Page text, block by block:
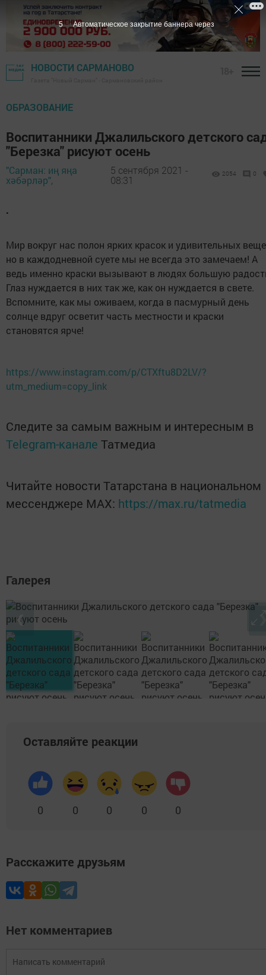
НОВОСТИ САРМАНОВО
ОБРАЗОВАНИЕ
Воспитанники Джалильского детского
"Березка" рисуют осень
"Сарман: иң яңа
хәбәрләр",
5 сентября 2021 -
08:31
2054 0
.
Мир вокруг нас полон ярких красок и удивительных
но в каждодневной суете мы не всегда это замечаем! А
ведь именно краски вызывают в людях большую
Глаз нуждается в них так же, как он нуждается в свете.
Вспомните, как мы оживаем, когда в пасмурный день
солнце вдруг осветит часть местности и краски
становятся ярче!
https://www.instagram.com/p/CTXftu8D2LV/?
utm_medium=copy_link
Следите за самым важным и интересным в
Telegram-канале Татмедиа
Читайте новости Татарстана в национальном
мессенджере MАХ: https://max.ru/tatmedia
Галерея
❮
Оставляйте реакции
0 0 0 0 0
Расскажите друзьям
Нет комментариев
5 Автоматическое закрытие баннера через